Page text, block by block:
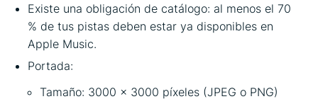
Existe una obligación de catálogo: al menos el 70
% de tus pistas deben estar ya disponibles en
Apple Music.
Portada:
Tamaño: 3000 x 3000 píxeles (JPEG o PNG)